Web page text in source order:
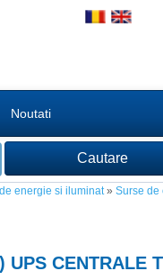
Noutati
energie si iluminat » Surse de
UPS CENTRALE